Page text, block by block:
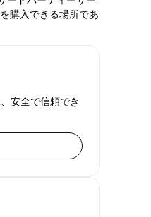
購入できる場所であ
安全で信頼でき